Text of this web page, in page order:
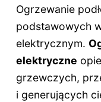
Ogrzewanie
podstawowych
elektrycznym.
elektryczne
grzewczych,
i generujących